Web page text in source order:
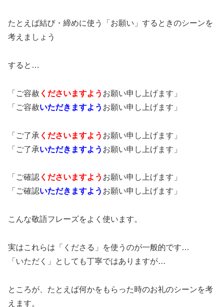
たとえば結び・締めに使う「お願い」するときのシーンを
考えましょう
すると…
「ご容赦 くださいますよう お願い申し上げます」
「ご容赦いただきますよう お願い申し上げます」
「ご了承 くださいますよう お願い申し上げます」
「ご了承いただきますよう お願い申し上げます」
「ご確認 くださいますよう お願い申し上げます」
「ご確認いただきますよう お願い申し上げます」
こんな敬語フレーズをよく使います。
実はこれらは「くださる」を使うのが一般的です…
「いただく」としても丁寧ではありますが…
ところが、たとえば何かをもらった時のお礼のシーンを考
えます。